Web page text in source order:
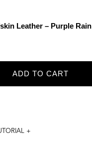
Leather – Purple Rain
ADD TO CART
+